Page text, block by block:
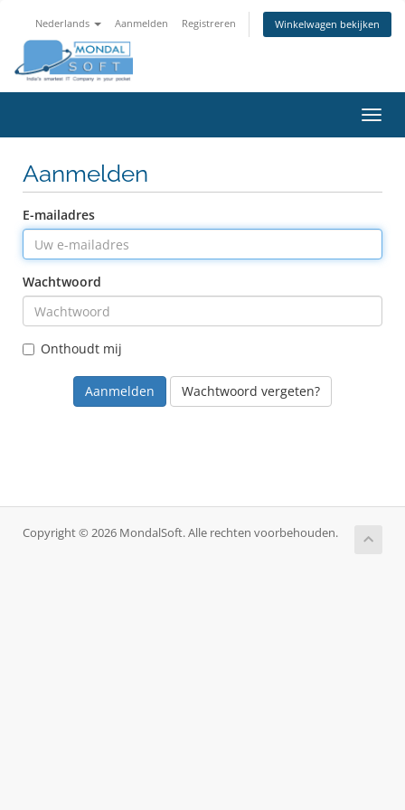
Nederlands Aanmelden Registreren Winkelwagen bekijken
in-/
Aanmelden
E-mailadres
Wachtwoord
Onthoudt mij
Wachtwoord vergeten?
Copyright © 2026 MondalSoft. Alle rechten voorbehouden.